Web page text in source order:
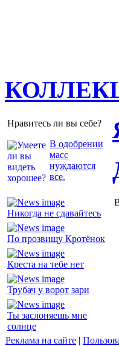
Нравитесь ли вы себе?
В одобрении
масс
нуждаются
все.
Никогда не сдавайтесь
По прозвищу Кротёнок
Креста на тебе нет
Трубач у ворот зари
Ты заслоняешь мне
солнце
Реклама на сайте |